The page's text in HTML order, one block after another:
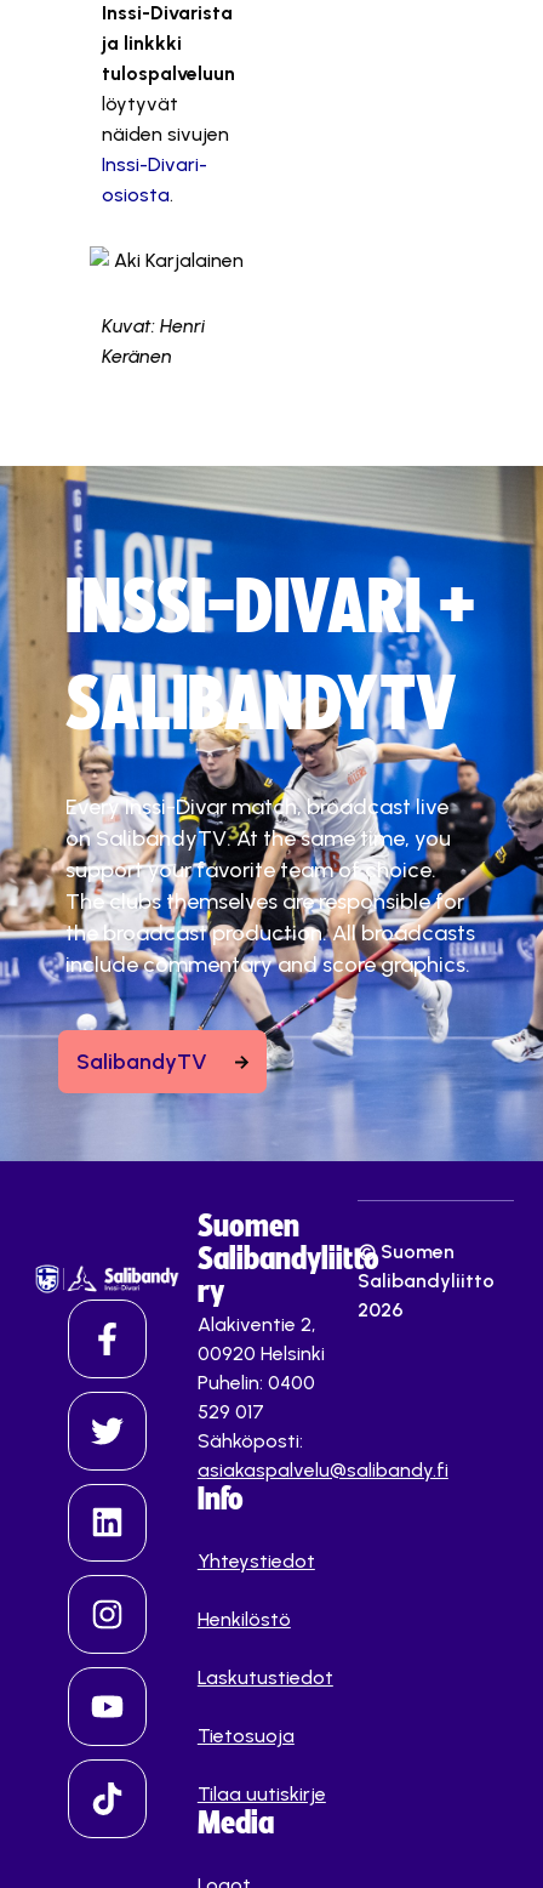
Inssi-Divarista
ja linkkki
tulospalveluun
löytyvät
näiden sivujen
Inssi-Divari-
osiosta.
Kuvat: Henri
Keränen
INSSI-DIVARI +
SALIBANDYTV
Every Inssi-Divar match, broadcast live
on SalibandyTV. At the same time, you
support your favorite team of choice.
The clubs themselves are responsible for
the broadcast production. All broadcasts
include commentary and score graphics.
SalibandyTV
Suomen
Salibandyliitto
ry
Alakiventie 2,
00920 Helsinki
Puhelin: 0400
529 017
Sähköposti:
asiakaspalvelu@salibandy.fi
Info
Yhteystiedot
Henkilöstö
Laskutustiedot
Tietosuoja
Tilaa uutiskirje
Media
© Suomen
Salibandyliitto
2026